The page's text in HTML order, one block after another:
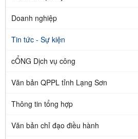
Doanh nghiệp
Tin tức - Sự kiện
cỔNG Dịch vụ công
Văn bản QPPL tỉnh Lạng Sơn
Thông tin tổng hợp
Văn bản chỉ đạo điều hành